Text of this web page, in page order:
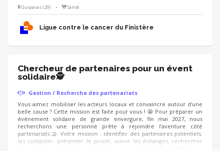
valoriser les partenaires engagés aux côtés de l’événement. On
recherche : un·e ambassadeur·rice convaincant·e, organisé·e, à l’aise
dans le contact, qui sait présenter un projet avec enthousiasme et
créer une relation de confiance.
Guipavas (29) • Santé
Ligue contre le cancer du Finistère
Chercheur de partenaires pour un évent
solidaire🕵
Gestion / Recherche des partenariats
Vous aimez mobiliser les acteurs locaux et convaincre autour d’une
belle cause ? Cette mission est faite pour vous ! 🤩 Pour préparer un
évènement solidaire de grande envergure, fin mai 2027, nous
recherchons une personne prête à rejoindre l’aventure côté
partenariats.🤝 Votre mission : identifier des partenaires potentiels,
les contacter, présenter le projet, suivre les échanges, rechercher